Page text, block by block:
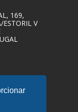
169,
ESTORIL V